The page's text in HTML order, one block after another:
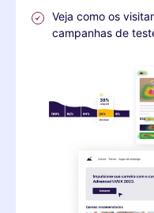
Veja como os
campanhas de